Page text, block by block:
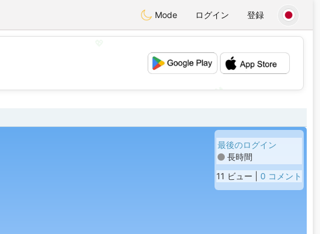
Mode ログイン 登録
最後のログイン
長時間
11 ビュー | 0 コメント